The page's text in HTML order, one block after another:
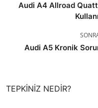
Audi A4 Allroad
Audi A5 Kronik
TEPKINIZ NEDIR?